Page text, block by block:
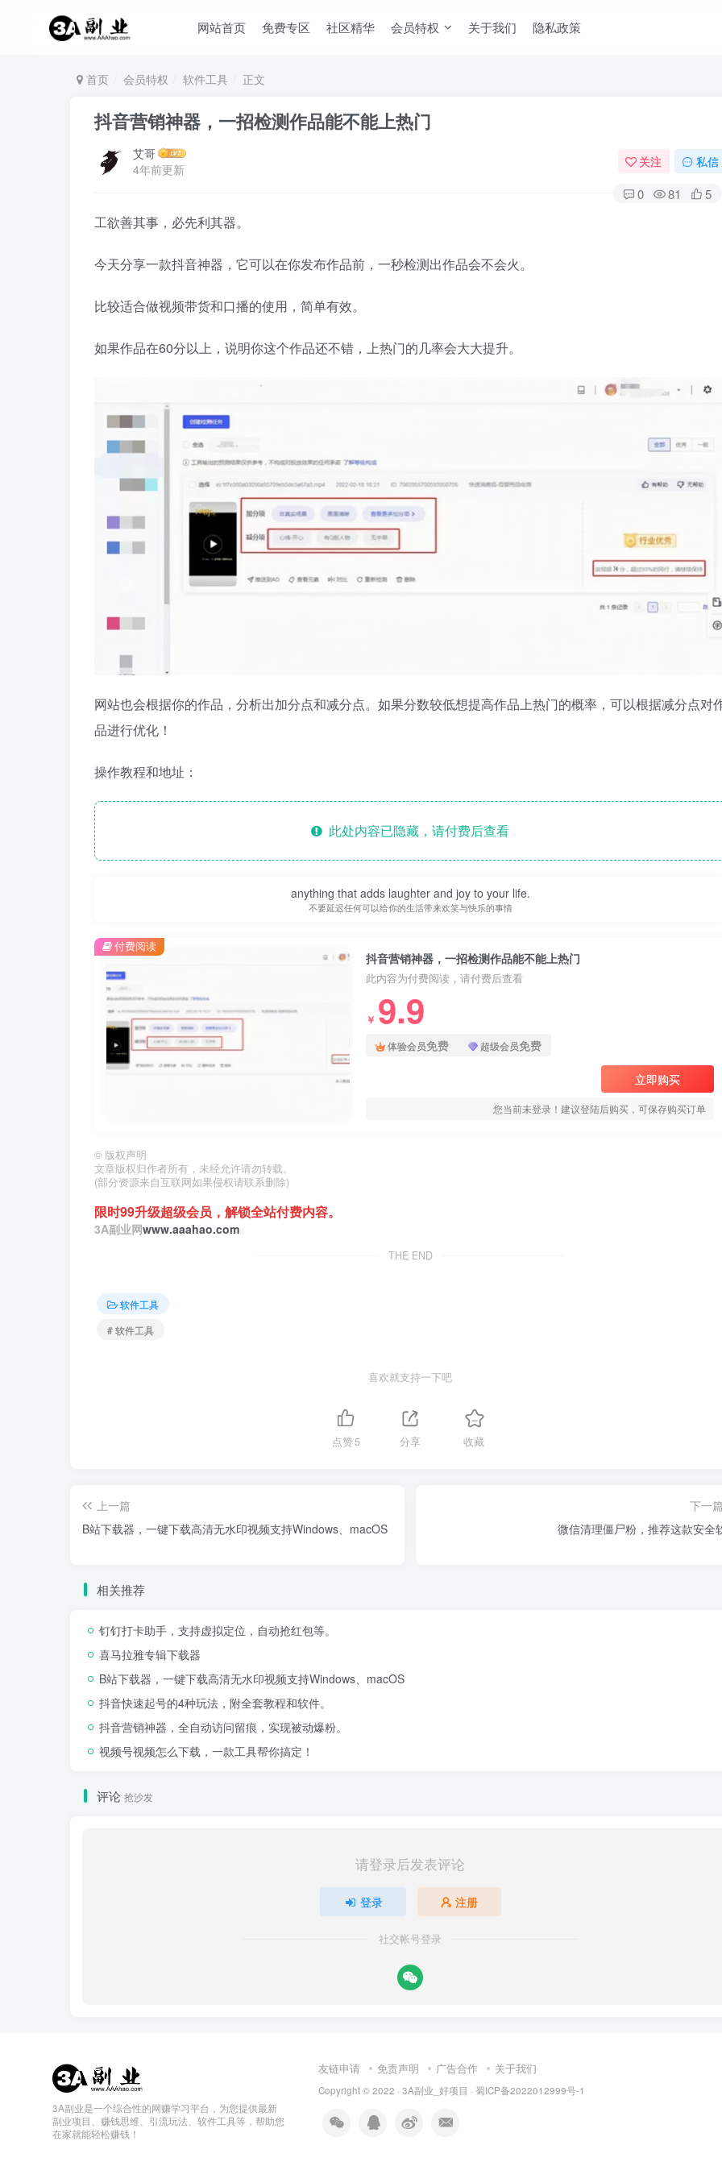
网站首页 免费专区 社区精华 会员特权 关于我们 隐私政策
首页 会员特权 软件工具 正文
抖音营销神器，一招检测作品能不能上热门
艾哥
4年前更新
关注 私信
0 81 5
工欲善其事，必先利其器。
今天分享一款抖音神器，它可以在你发布作品前，一秒检测出作品会不会火。
比较适合做视频带货和口播的使用，简单有效。
如果作品在60分以上，说明你这个作品还不错，上热门的几率会大大提升。
网站也会根据你的作品，分析出加分点和减分点。如果分数较低想提高作品上热门的概率，可以根据减分点对
品进行优化！
操作教程和地址：
此处内容已隐藏，请付费后查看
anything that adds laughter and joy to your life.
不要延迟任何可以给你的生活带来欢笑与快乐的事情
抖音营销神器，一招检测作品能不能上热门
此内容为付费阅读，请付费后查看
￥ 9.9
体验会员免费 超级会员免费
立即购买
您当前未登录！建议登陆后购买，可保存购买订单
付费阅读
© 版权声明
文章版权归作者所有，未经允许请勿转载。
(部分资源来自互联网如果侵权请联系删除)
限时99升级超级会员，解锁全站付费内容。
3A副业网www.aaahao.com
THE END
软件工具
# 软件工具
喜欢就支持一下吧
点赞5 分享 收藏
上一篇
B站下载器，一键下载高清无水印视频支持Windows、macOS
下一
微信清理僵尸粉，推荐这款安全
相关推荐
钉钉打卡助手，支持虚拟定位，自动抢红包等。
喜马拉雅专辑下载器
B站下载器，一键下载高清无水印视频支持Windows、macOS
抖音快速起号的4种玩法，附全套教程和软件。
抖音营销神器，全自动访问留痕，实现被动爆粉。
视频号视频怎么下载，一款工具帮你搞定！
评论 抢沙发
请登录后发表评论
登录 注册
社交帐号登录
3A副业是一个综合性的网赚学习平台，为您提供最新
副业项目、赚钱思维、引流玩法、软件工具等，帮助您
在家就能轻松赚钱！
友链申请 免责声明 广告合作 关于我们
Copyright © 2022 · 3A副业_好项目 · 蜀ICP备2022012999号-1